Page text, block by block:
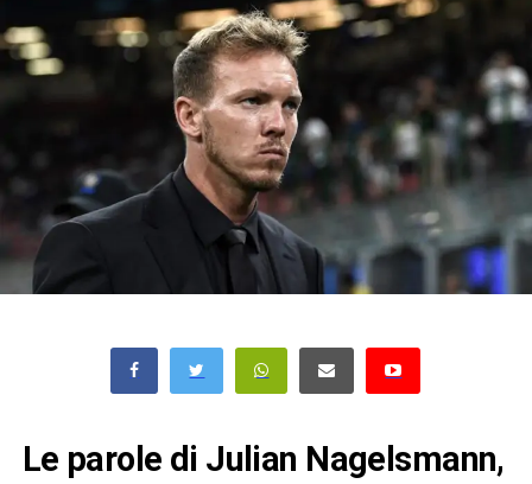
Le parole di Julian Nagelsmann,